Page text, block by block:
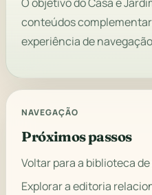
conteúdos
experiência de
NAVEGAÇÃO
Próximos passos
Voltar para a biblioteca
Explorar a editoria